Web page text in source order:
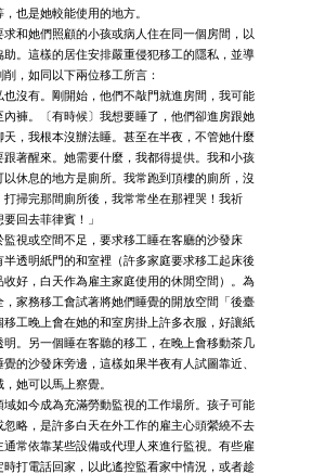
也是她較能使用的地方。
求和她們照顧的小孩或病人住在同一個房間，以
助。這樣的居住安排嚴重侵犯移工的隱私，並導
，如同以下兩位移工所言：
也沒有。剛開始，他們不敲門就進房間，我可能
內褲。〔有時候〕我想要睡了，他們卻進房跟她
天，我根本沒辦法睡。甚至在半夜，不管她什麼
跟著醒來。她需要什麼，我都得提供。我和小孩
以休息的地方是廁所。我常跑到頂樓的廁所，沒
打掃完那間廁所後，我常常坐在那裡哭！我祈
回去菲律賓！」
監視或空間不足，要求移工睡在客廳的沙發床
半透明紙門的和室裡（許多家庭要求移工起床後
收好，白天作為雇主家庭使用的休閒空間）。為
，家務移工會試著將她們睡覺的開放空間「後臺
移工晚上會在她的和室房掛上許多衣服，好讓紙
明。另一個睡在客聽的移工，在晚上會移動茶几
的沙發床旁邊，這樣如果半夜有人試圖靠近、
她可以馬上察覺。
域如今成為充滿勞動監視的工作場所。孩子可能
忽略，是許多白天在外工作的雇主心頭縈繞不去
通常依靠某些設備或代理人來進行監視。有些雇
時打電話回家，以此遙控監看家中情況，或者趁